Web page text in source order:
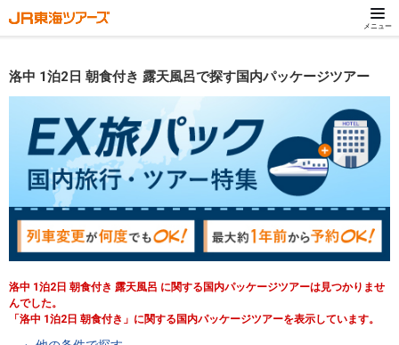
メニュー
洛中 1泊2日 朝食付き 露天風呂で探す国内パッケージツアー
洛中 1泊2日 朝食付き 露天風呂 に関する国内パッケージツアーは見つかりませ
んでした。
「洛中 1泊2日 朝食付き」に関する国内パッケージツアーを表示しています。